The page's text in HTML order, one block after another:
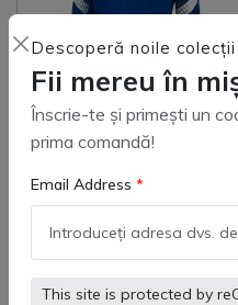
Descoperă noile
Fii mereu în
Înscrie-te și primești un
prima comandă!
Email Address
This site is protected by
Antrenament Copii Kelme
Warrior – confort și
performanță sportivă
(0)
248 lei